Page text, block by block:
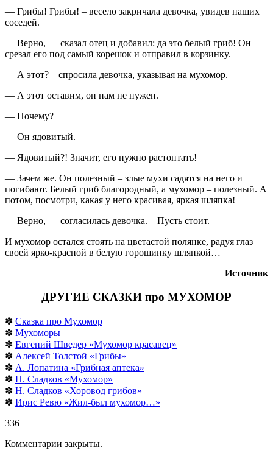
— Грибы! Грибы! – весело закричала девочка, увидев наших
соседей.
— Верно, — сказал отец и добавил: да это белый гриб! Он
срезал его под самый корешок и отправил в корзинку.
— А этот? – спросила девочка, указывая на мухомор.
— А этот оставим, он нам не нужен.
— Почему?
— Он ядовитый.
— Ядовитый?! Значит, его нужно растоптать!
— Зачем же. Он полезный – злые мухи садятся на него и
погибают. Белый гриб благородный, а мухомор – полезный. А
потом, посмотри, какая у него красивая, яркая шляпка!
— Верно, — согласилась девочка. – Пусть стоит.
И мухомор остался стоять на цветастой полянке, радуя глаз
своей ярко-красной в белую горошинку шляпкой…
Источник
ДРУГИЕ СКАЗКИ про МУХОМОР
✽ Сказка про Мухомор
✽ Мухоморы
✽ Евгений Шведер «Мухомор красавец»
✽ Алексей Толстой «Грибы»
✽ А. Лопатина «Грибная аптека»
✽ Н. Сладков «Мухомор»
✽ Н. Сладков «Хоровод грибов»
✽ Ирис Ревю «Жил-был мухомор…»
336
Комментарии закрыты.